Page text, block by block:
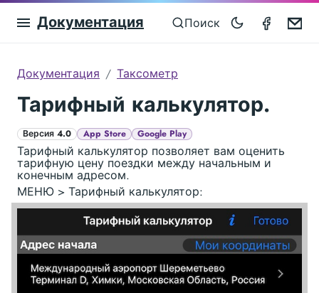
Документация Поиск
Документация Таксометр
Тарифный калькулятор.
Версия 4.0 App Store Google Play
Тарифный калькулятор позволяет вам оценить
тарифную цену поездки между начальным и
конечным адресом.
МЕНЮ > Тарифный калькулятор: